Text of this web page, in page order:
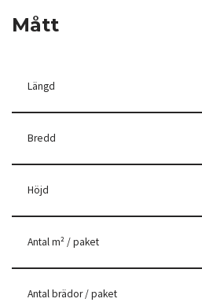
Mått
Längd
Bredd
Höjd
Antal m² / paket
Antal brädor / paket